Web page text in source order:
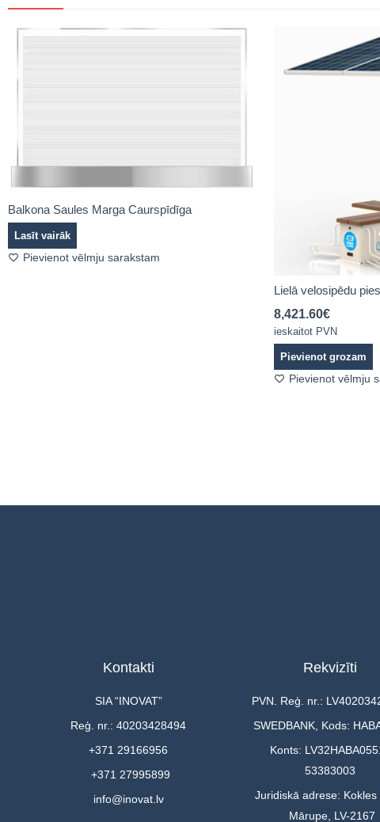
Balkona Saules Marga Caurspīdīga
Lasīt vairāk
Pievienot vēlmju sarakstam
Lielā velosipēdu
8,421.60€
ieskaitot PVN
Pievienot grozam
Pievienot vēlmju
Kontakti
SIA “INOVAT”
Reģ. nr.: 40203428494
+371 29166956
+371 27995899
info@inovat.lv
Rekvizīti
PVN. Reģ. nr.:
SWEDBANK, Kods:
Konts:
53383003
Juridiskā adrese: Kokles
Mārupe, LV-2167